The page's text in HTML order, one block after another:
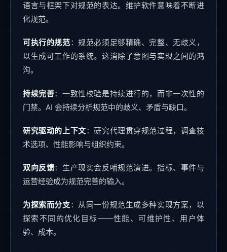
语言与框架下对规范的表达。维护软件意味着不断进
化规范。
可执行的规范：规范必须足够精确、完整、无歧义，
以生成可工作的系统。这消除了意图与实现之间的鸿
沟。
持续完善：一致性校验是持续进行的，而非一次性的
门禁。AI 会持续分析规范中的歧义、矛盾与缺口。
研究驱动的上下文：研究代理贯穿规范过程，调查技
术选项、性能影响与组织约束。
双向反馈：生产现实会反哺规范演进。指标、事件与
运营经验成为规范完善的输入。
为探索而分支：从同一份规范生成多种实现方案，以
探索不同的优化目标——性能、可维护性、用户体
验、成本。